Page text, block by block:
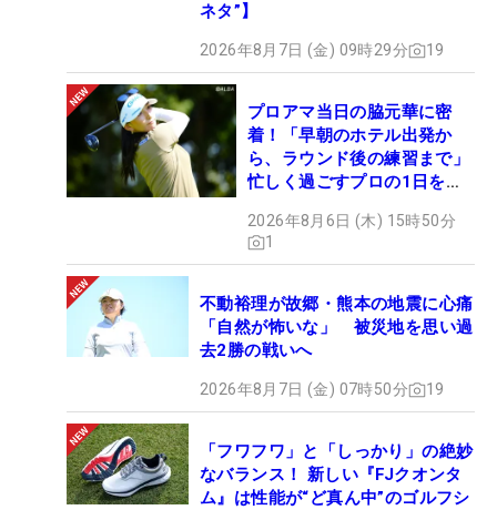
ネタ”】
2026年8月7日 (金) 09時29分 19
プロアマ当日の脇元華に密
着！「早朝のホテル出発か
ら、ラウンド後の練習まで」
忙しく過ごすプロの1日を公
2026年8月6日 (木) 15時50分
1
不動裕理が故郷・熊本の地震に心痛
「自然が怖いな」 被災地を思い過
去2勝の戦いへ
2026年8月7日 (金) 07時50分 19
「フワフワ」と「しっかり」の絶妙
なバランス！ 新しい『FJクオンタ
ム』は性能が“ど真ん中”のゴルフシ